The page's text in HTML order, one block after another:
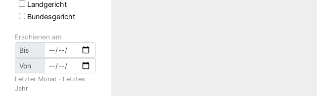
Landgericht
Bundesgericht
Erschienen am
Bis
Von
Letzter Monat · Letztes
Jahr